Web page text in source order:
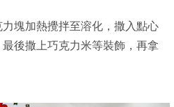
塊加熱攪拌至溶化，撒入點心
後撒上巧克力米等裝飾，再拿